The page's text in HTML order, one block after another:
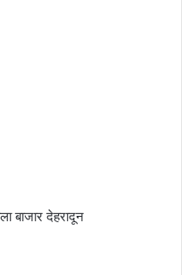
बाजार देहरादून